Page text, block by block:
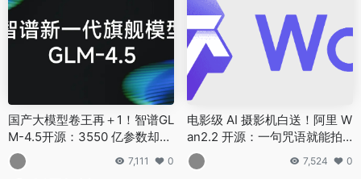
国产大模型卷王再＋1！智谱GL
M-4.5开源：3550 亿参数却只
收「白菜价」，代码智能体直
接封神
7,111 0
电影级 AI 摄影机白送！阿里 W
an2.2 开源：一句咒语就能拍
大片，抽卡成功率暴涨7,524 0